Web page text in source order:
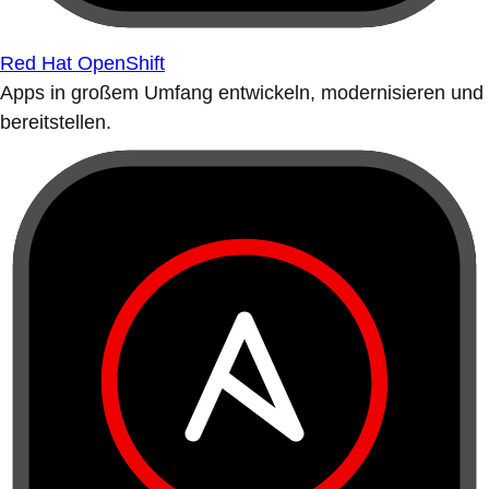
Red Hat OpenShift
Apps in großem Umfang entwickeln, modernisieren und
bereitstellen.